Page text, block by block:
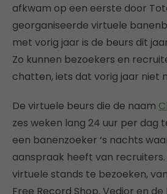
afkwam op een eerste door
georganiseerde virtuele
met vorig jaar is de beurs dit
Zo kunnen bezoekers en
chatten, iets dat vorig jaar niet
De virtuele beurs die de naam
zes weken lang 24 uur per dag
een banenzoeker ‘s nachts
aanspraak heeft van recruiters.
virtuele stands te bezoeken,
Free Record Shop, Vedior en